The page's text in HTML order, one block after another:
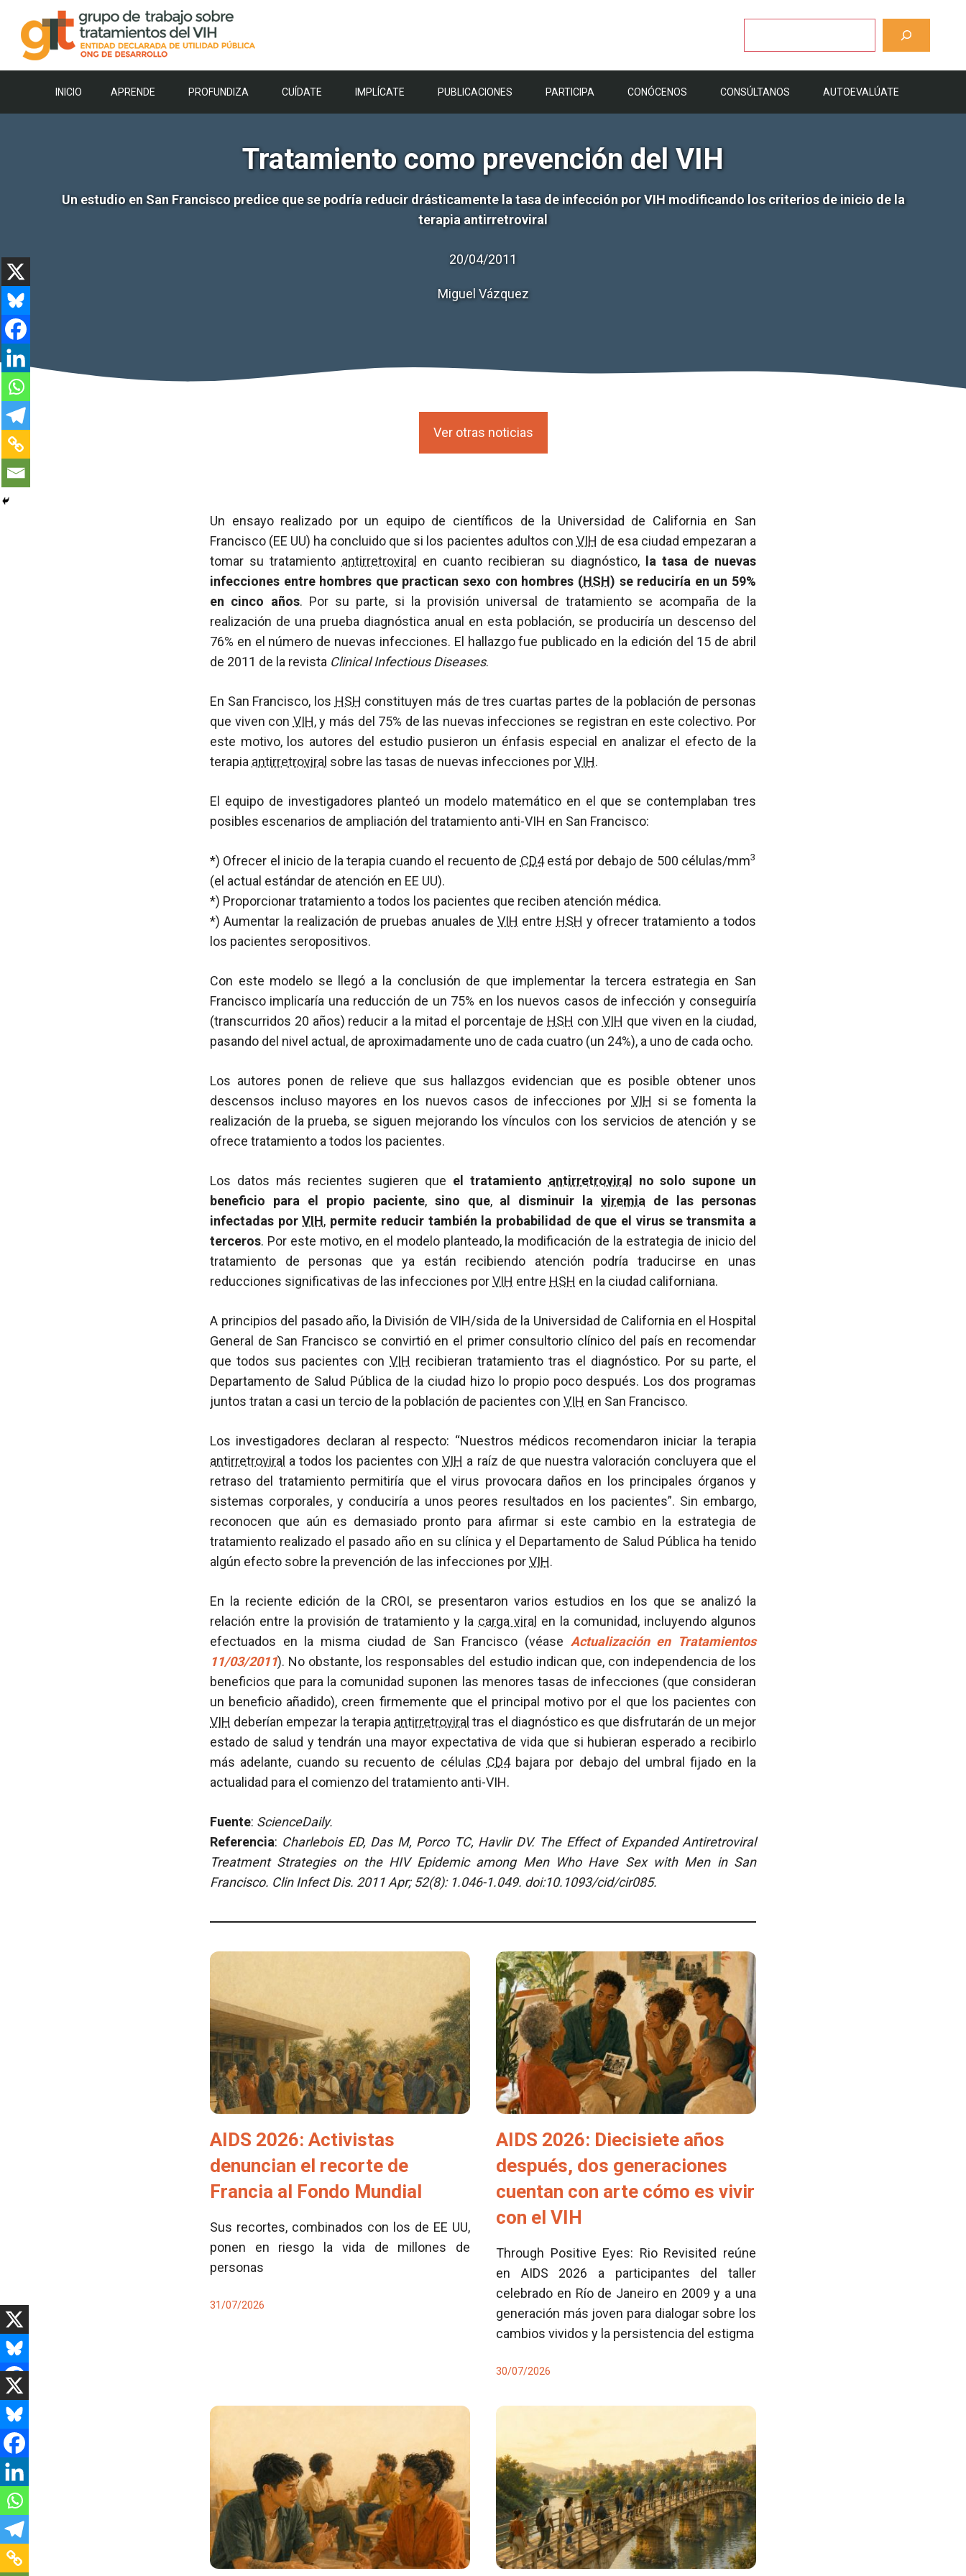
contenido
INICIO APRENDE PROFUNDIZA CUÍDATE IMPLÍCATE PUBLICACIONES PARTICIPA CONÓCENOS CONSÚLTANOS AUTOEVALÚATE
Tratamiento como prevención del VIH
Un estudio en San Francisco predice que se podría reducir drásticamente la tasa de infección por VIH modificando los criterios de inicio de la
terapia antirretroviral
20/04/2011
Miguel Vázquez
Ver otras noticias
Un ensayo realizado por un equipo de científicos de la Universidad de California en San
Francisco (EE UU) ha concluido que si los pacientes adultos con VIH de esa ciudad empezaran a
tomar su tratamiento antirretroviral en cuanto recibieran su diagnóstico,
la tasa de nuevas
infecciones entre hombres que practican sexo con hombres (HSH) se reduciría en un 59%
en cinco años. Por su parte, si la provisión universal de tratamiento se acompaña de la
realización de una prueba diagnóstica anual en esta población, se produciría un descenso del
76% en el número de nuevas infecciones. El hallazgo fue publicado en la edición del 15 de abril
de 2011 de la revista Clinical Infectious Diseases.
En San Francisco, los HSH constituyen más de tres cuartas partes de la población de personas
que viven con VIH, y más del 75% de las nuevas infecciones se registran en este colectivo. Por
este motivo, los autores del estudio pusieron un énfasis especial en analizar el efecto de la
terapia antirretroviral sobre las tasas de nuevas infecciones porVIH.
El equipo de investigadores planteó un modelo matemático en el que se contemplaban tres
posibles escenarios de ampliación del tratamiento anti-VIH en San Francisco:
*) Ofrecer el inicio de la terapia cuando el recuento de CD4está por debajo de 500 células/mm3
(el actual estándar de atención en EE UU).
*) Proporcionar tratamiento a todos los pacientes que reciben atención médica.
*) Aumentar la realización de pruebas anuales deVIH entre HSH y ofrecer tratamiento a todos
los pacientes seropositivos.
Con este modelo se llegó a la conclusión de que implementar la tercera estrategia en San
Francisco implicaría una reducción de un 75% en los nuevos casos de infección y conseguiría
(transcurridos 20 años) reducir a la mitad el porcentaje de HSH con VIH que viven en la ciudad,
pasando del nivel actual, de aproximadamente uno de cada cuatro (un 24%), a uno de cada ocho.
Los autores ponen de relieve que sus hallazgos evidencian que es posible obtener unos
descensos incluso mayores en los nuevos casos de infecciones por VIH si se fomenta la
realización de la prueba, se siguen mejorando los vínculos con los servicios de atención y se
ofrece tratamiento a todos los pacientes.
Los datos más recientes sugieren que el tratamiento antirretroviral
no solo supone un
beneficio para el propio paciente,sino que,al disminuir laviremia de las personas
infectadas porVIH, permite reducir también la probabilidad de que el virus se transmita a
terceros. Por este motivo, en el modelo planteado, la modificación de la estrategia de inicio del
tratamiento de personas que ya están recibiendo atención podría traducirse en unas
reducciones significativas de las infecciones porVIH entre HSH en la ciudad californiana.
A principios del pasado año, la División de VIH/sida de la Universidad de California en el Hospital
General de San Francisco se convirtió en el primer consultorio clínico del país en recomendar
que todos sus pacientes con VIH recibieran tratamiento tras el diagnóstico. Por su parte, el
Departamento de Salud Pública de la ciudad hizo lo propio poco después. Los dos programas
juntos tratan a casi un tercio de la población de pacientes con VIH en San Francisco.
Los investigadores declaran al respecto: “Nuestros médicos recomendaron iniciar la terapia
antirretroviral a todos los pacientes conVIH a raíz de que nuestra valoración concluyera que el
retraso del tratamiento permitiría que el virus provocara daños en los principales órganos y
sistemas corporales, y conduciría a unos peores resultados en los pacientes”. Sin embargo,
reconocen que aún es demasiado pronto para afirmar si este cambio en la estrategia de
tratamiento realizado el pasado año en su clínica y el Departamento de Salud Pública ha tenido
algún efecto sobre la prevención de las infecciones porVIH.
En la reciente edición de la CROI, se presentaron varios estudios en los que se analizó la
relación entre la provisión de tratamiento y la carga viral en la comunidad, incluyendo algunos
efectuados en la misma ciudad de San Francisco (véase Actualización en Tratamientos
11/03/2011). No obstante, los responsables del estudio indican que, con independencia de los
beneficios que para la comunidad suponen las menores tasas de infecciones (que consideran
un beneficio añadido), creen firmemente que el principal motivo por el que los pacientes con
VIH deberían empezar la terapia antirretroviral tras el diagnóstico es que disfrutarán de un mejor
estado de salud y tendrán una mayor expectativa de vida que si hubieran esperado a recibirlo
más adelante, cuando su recuento de células CD4bajara por debajo del umbral fijado en la
actualidad para el comienzo del tratamiento anti-VIH.
Fuente: ScienceDaily.
Referencia: Charlebois ED, Das M, Porco TC, Havlir DV. The Effect of Expanded Antiretroviral
Treatment Strategies on the HIV Epidemic among Men Who Have Sex with Men in San
Francisco. Clin Infect Dis. 2011 Apr; 52(8): 1.046-1.049. doi:10.1093/cid/cir085.
AIDS 2026: Activistas
denuncian el recorte de
Francia al Fondo Mundial
Sus recortes, combinados con los de EE UU,
ponen en riesgo la vida de millones de
personas
31/07/2026
AIDS 2026: Diecisiete años
después, dos generaciones
cuentan con arte cómo es vivir
con el VIH
Through Positive Eyes: Rio Revisited reúne
en AIDS 2026 a participantes del taller
celebrado en Río de Janeiro en 2009 y a una
generación más joven para dialogar sobre los
cambios vividos y la persistencia del estigma
30/07/2026